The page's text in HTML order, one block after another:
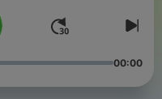
00:00